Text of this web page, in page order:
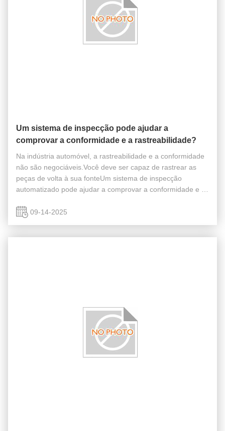
Um sistema de inspecção pode ajudar a
comprovar a conformidade e a rastreabilidade?
Na indústria automóvel, a rastreabilidade e a conformidade
não são negociáveis.Você deve ser capaz de rastrear as
peças de volta à sua fonteUm sistema de inspecção
automatizado pode ajudar a comprovar a conformidade e a
automotivas são ...
09-14-2025